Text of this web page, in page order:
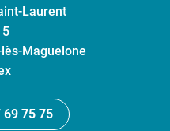
Laurent
Maguelone
69 75 75